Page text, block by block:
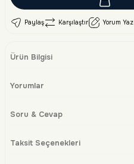
Paylaş Karşılaştır Yorum Yaz
Ürün Bilgisi
Yorumlar
Soru & Cevap
Taksit Seçenekleri